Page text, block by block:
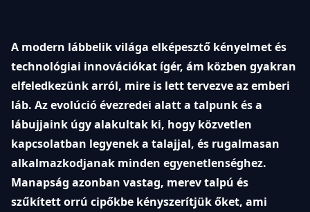
A modern lábbelik világa elképesztő kényelmet és
technológiai innovációkat ígér, ám közben gyakran
elfeledkezünk arról, mire is lett tervezve az emberi
láb. Az evolúció évezredei alatt a talpunk és a
lábujjaink úgy alakultak ki, hogy közvetlen
kapcsolatban legyenek a talajjal, és rugalmasan
alkalmazkodjanak minden egyenetlenséghez.
Manapság azonban vastag, merev talpú és
szűkített orrú cipőkbe kényszerítjük őket, ami